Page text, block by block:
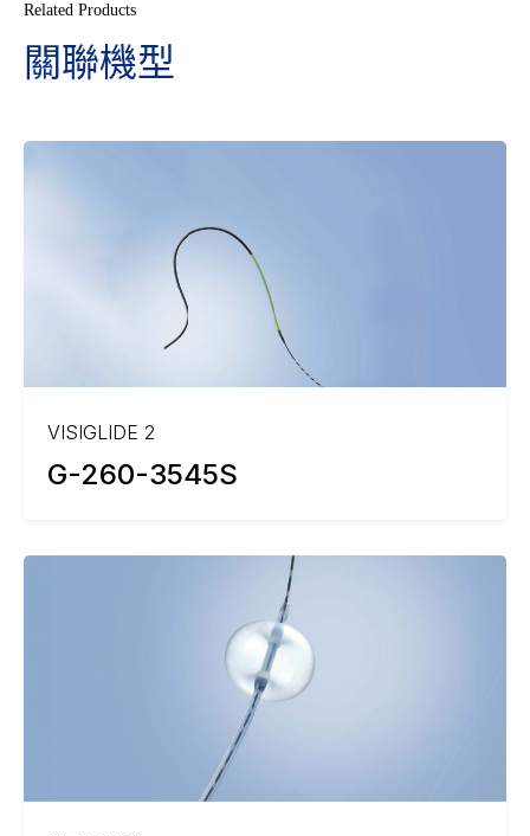
Related Products
關聯機型
VISIGLIDE 2
G-260-3545S